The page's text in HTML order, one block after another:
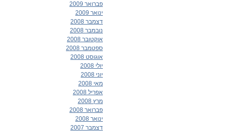
פברואר 2009
ינואר 2009
דצמבר 2008
נובמבר 2008
אוקטובר 2008
ספטמבר 2008
אוגוסט 2008
יולי 2008
יוני 2008
מאי 2008
אפריל 2008
מרץ 2008
פברואר 2008
ינואר 2008
דצמבר 2007